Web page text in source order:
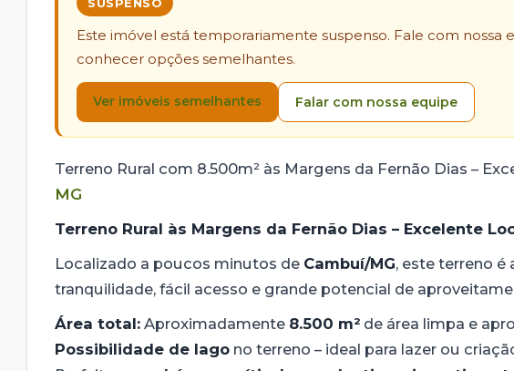
Este imóvel está temporariamente suspenso. Fale com nossa
conhecer opções semelhantes.
Ver imóveis semelhantes Falar com nossa equipe
Terreno Rural com 8.500m² às Margens da Fernão Dias –
MG
Terreno Rural às Margens da Fernão Dias – Excelente
Localizado a poucos minutos de Cambuí/MG, este terreno é
tranquilidade, fácil acesso e grande potencial de
Área total: Aproximadamente 8.500 m² de área limpa e
Possibilidade de lago no terreno – ideal para lazer ou